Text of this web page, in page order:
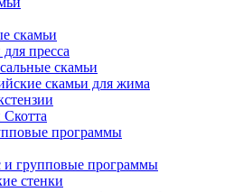
скамьи
пресса
скамьи
скамьи для жима
программы
и групповые программы
стенки